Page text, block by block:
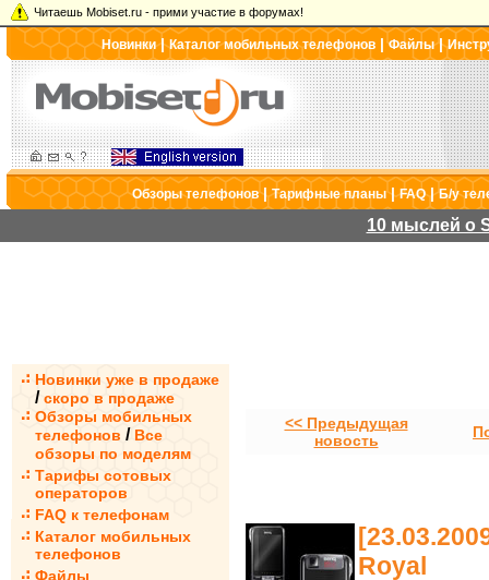
Читаешь Mobiset.ru - прими участие в форумах!
Новинки|Каталог мобильных телефонов |Файлы|
Обзоры телефонов|Тарифные планы|FAQ|Б/у
10 мыслей о
Новинки уже в продаже
/ скоро в продаже
Обзоры мобильных
телефонов / Все
обзоры по моделям
Тарифы сотовых
операторов
FAQ к телефонам
Каталог мобильных
телефонов
Файлы
<< Предыдущая
новость
Royal